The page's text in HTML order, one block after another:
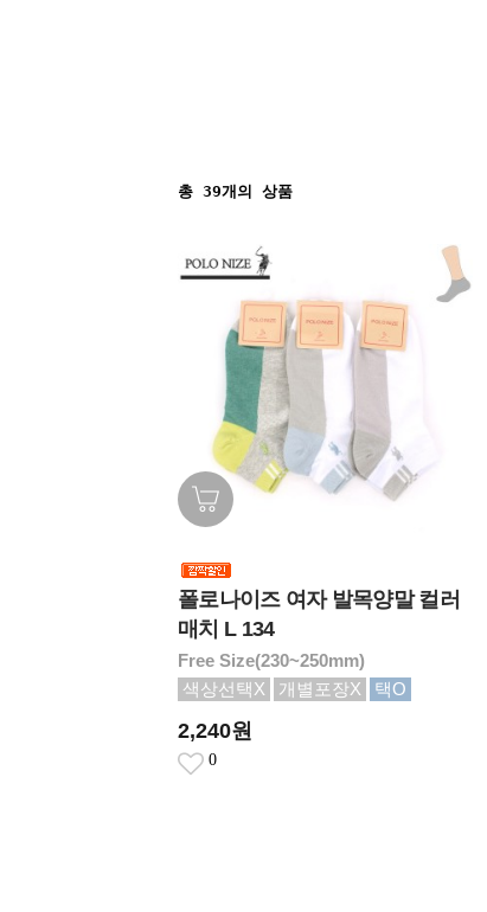
총 39개의 상품
폴로나이즈 여자 발목양말 컬러
매치 L 134
Free Size(230~250mm)
색상선택X
개별포장X 택O
2,240원
0